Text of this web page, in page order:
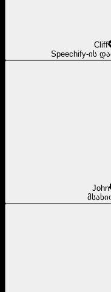
Cliff
Speechify-ის
John